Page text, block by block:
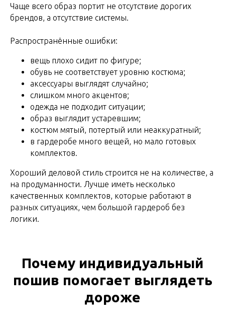
Чаще всего образ портит не отсутствие дорогих
брендов, а отсутствие системы.
Распространённые ошибки:
вещь плохо сидит по фигуре;
обувь не соответствует уровню костюма;
аксессуары выглядят случайно;
слишком много акцентов;
одежда не подходит ситуации;
образ выглядит устаревшим;
костюм мятый, потертый или неаккуратный;
в гардеробе много вещей, но мало готовых
комплектов.
Хороший деловой стиль строится не на количестве, а
на продуманности. Лучше иметь несколько
качественных комплектов, которые работают в
разных ситуациях, чем большой гардероб без
логики.
Почему индивидуальный
пошив помогает выглядеть
дороже